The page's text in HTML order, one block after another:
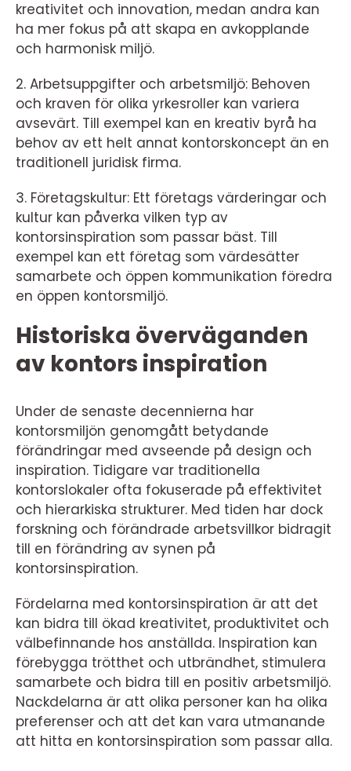
kreativitet och innovation, medan andra kan
ha mer fokus på att skapa en avkopplande
och harmonisk miljö.
2. Arbetsuppgifter och arbetsmiljö: Behoven
och kraven för olika yrkesroller kan variera
avsevärt. Till exempel kan en kreativ byrå ha
behov av ett helt annat kontorskoncept än en
traditionell juridisk firma.
3. Företagskultur: Ett företags värderingar och
kultur kan påverka vilken typ av
kontorsinspiration som passar bäst. Till
exempel kan ett företag som värdesätter
samarbete och öppen kommunikation föredra
en öppen kontorsmiljö.
Historiska överväganden
av kontors inspiration
Under de senaste decennierna har
kontorsmiljön genomgått betydande
förändringar med avseende på design och
inspiration. Tidigare var traditionella
kontorslokaler ofta fokuserade på effektivitet
och hierarkiska strukturer. Med tiden har dock
forskning och förändrade arbetsvillkor bidragit
till en förändring av synen på
kontorsinspiration.
Fördelarna med kontorsinspiration är att det
kan bidra till ökad kreativitet, produktivitet och
välbefinnande hos anställda. Inspiration kan
förebygga trötthet och utbrändhet, stimulera
samarbete och bidra till en positiv arbetsmiljö.
Nackdelarna är att olika personer kan ha olika
preferenser och att det kan vara utmanande
att hitta en kontorsinspiration som passar alla.